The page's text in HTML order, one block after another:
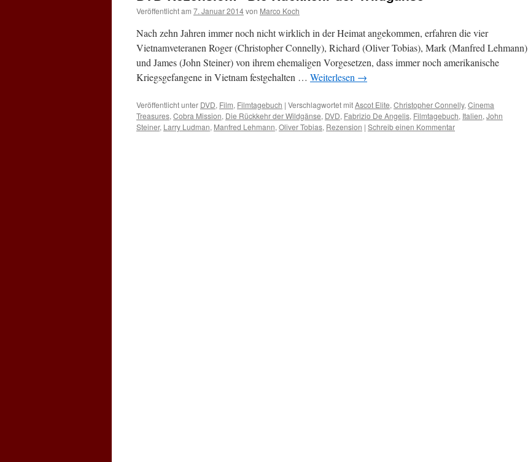
Veröffentlicht am 7. Januar 2014von Marco Koch
Nach zehn Jahren immer noch nicht wirklich in der Heimat angekommen, erfahren die vier
Vietnamveteranen Roger (Christopher Connelly), Richard (Oliver Tobias), Mark (Manfred Lehmann)
und James (John Steiner) von ihrem ehemaligen Vorgesetzen, dass immer noch amerikanische
Kriegsgefangene in Vietnam festgehalten … Weiterlesen →
Veröffentlicht unter DVD, Film, Filmtagebuch | Verschlagwortet mitAscot Elite, Christopher Connelly, Cinema
Treasures, Cobra Mission, Die Rückkehr der Wildgänse, DVD, Fabrizio De Angelis, Filmtagebuch, Italien, John
Steiner, Larry Ludman, Manfred Lehmann, Oliver Tobias, Rezension | Schreib einen Kommentar